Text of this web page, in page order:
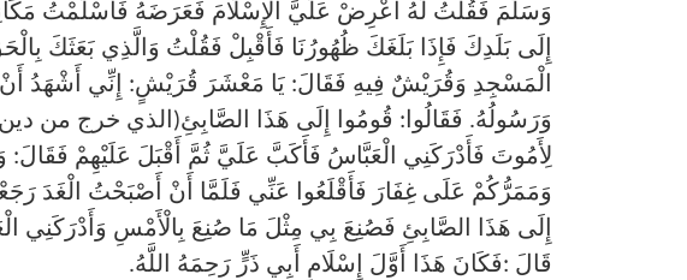
وَسَلَّمَ فَقُلْتُ لَهُ اعْرِضْ عَلَيَّ الْإِسْلَامَ فَعَرَضَهُ فَأَسْلَمْتُ مَكَانِي
إِلَى بَلَدِكَ فَإِذَا بَلَغَكَ ظُهُورُنَا فَأَقْبِلْ فَقُلْتُ وَالَّذِي بَعَثَكَ
الْمَسْجِدِ وَقُرَيْشٌ فِيهِ فَقَالَ: يَا مَعْشَرَ قُرَيْشٍ: إِنِّي أَشْهَدُ أَنْ
وَرَسُولُهُ. فَقَالُوا: قُومُوا إِلَى هَذَا الصَّابِئِ(الذي خرج من
لِأَمُوتَ فَأَدْرَكَنِي الْعَبَّاسُ فَأَكَبَّ عَلَيَّ ثُمَّ أَقْبَلَ عَلَيْهِمْ فَقَالَ:
وَمَمَرُّكُمْ عَلَى غِفَارَ فَأَقْلَعُوا عَنِّي فَلَمَّا أَنْ أَصْبَحْتُ الْغَدَ
إِلَى هَذَا الصَّابِئِ فَصُنِعَ بِي مِثْلَ مَا صُنِعَ بِالْأَمْسِ وَأَدْرَكَنِي
قَالَ :فَكَانَ هَذَا أَوَّلَ إِسْلَامِ أَبِي ذَرٍّ رَحِمَهُ اللَّهُ.